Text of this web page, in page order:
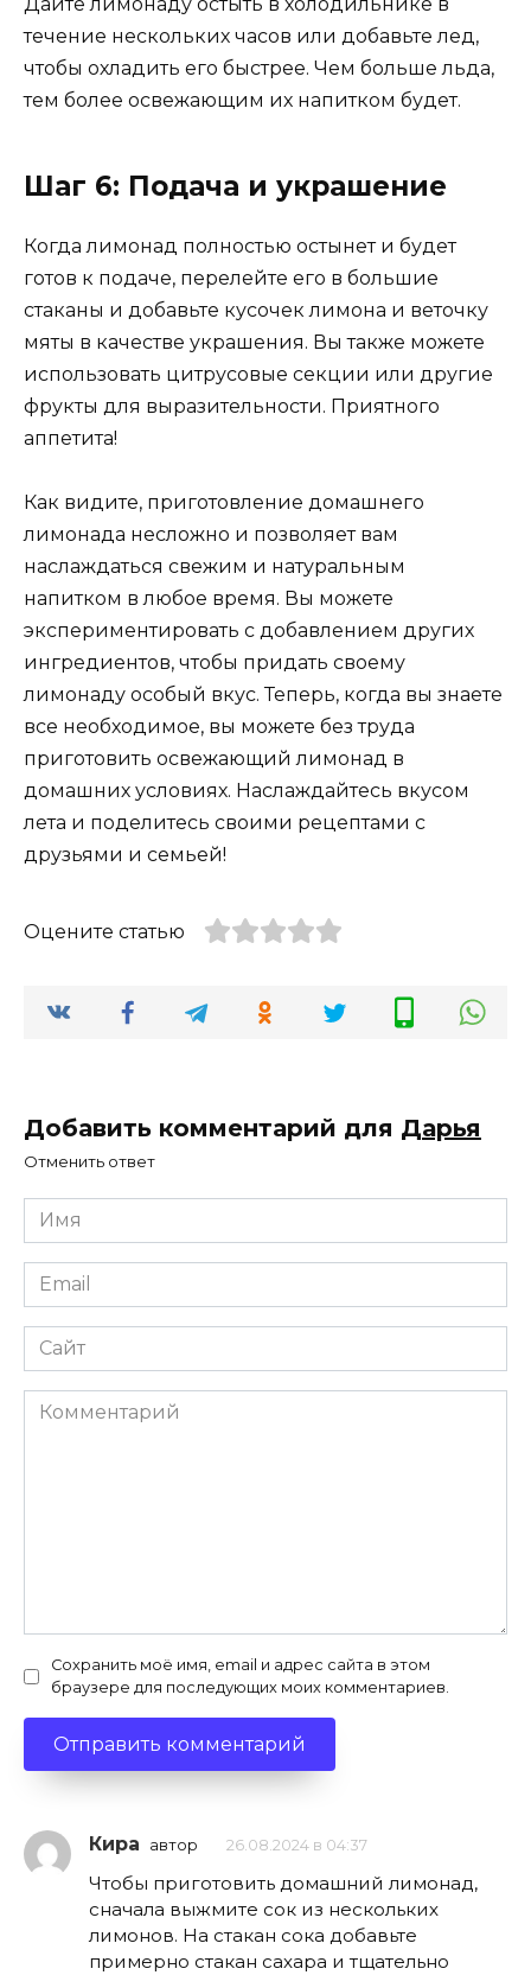
течение нескольких часов или добавьте лед,
чтобы охладить его быстрее. Чем больше льда,
тем более освежающим их напитком будет.
Шаг 6: Подача и украшение
Когда лимонад полностью остынет и будет
готов к подаче, перелейте его в большие
стаканы и добавьте кусочек лимона и веточку
мяты в качестве украшения. Вы также можете
использовать цитрусовые секции или другие
фрукты для выразительности. Приятного
аппетита!
Как видите, приготовление домашнего
лимонада несложно и позволяет вам
наслаждаться свежим и натуральным
напитком в любое время. Вы можете
экспериментировать с добавлением других
ингредиентов, чтобы придать своему
лимонаду особый вкус. Теперь, когда вы знаете
все необходимое, вы можете без труда
приготовить освежающий лимонад в
домашних условиях. Наслаждайтесь вкусом
лета и поделитесь своими рецептами с
друзьями и семьей!
Оцените статью
Добавить комментарий для Дарья
Отменить ответ
Имя
*
Email
*
Сайт
Комментарий
Сохранить моё имя, email и адрес сайта в этом
браузере для последующих моих комментариев.
Кира автор 26.08.2024 в 04:37
Чтобы приготовить домашний лимонад,
сначала выжмите сок из нескольких
лимонов. На стакан сока добавьте
примерно стакан сахара и тщательно